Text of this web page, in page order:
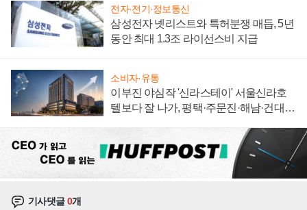
전자·전기·정보통신
삼성전자 넷리스트와 특허분쟁 매듭, 5년
동안 최대 1.3조 라이선스비 지급
소비자·유통
이부진 야심작 '신라스테이' 서울신라호
텔보다 잘 나가, 평택·주문진·해남·건대로
기사댓글0개